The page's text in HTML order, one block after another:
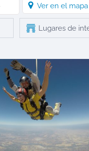
Ver en el mapa
Lugares de